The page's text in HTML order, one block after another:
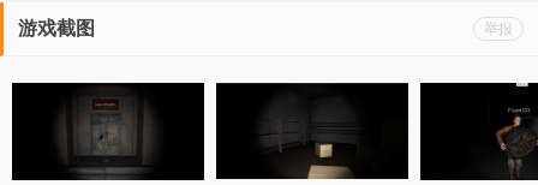
举报
游戏截图